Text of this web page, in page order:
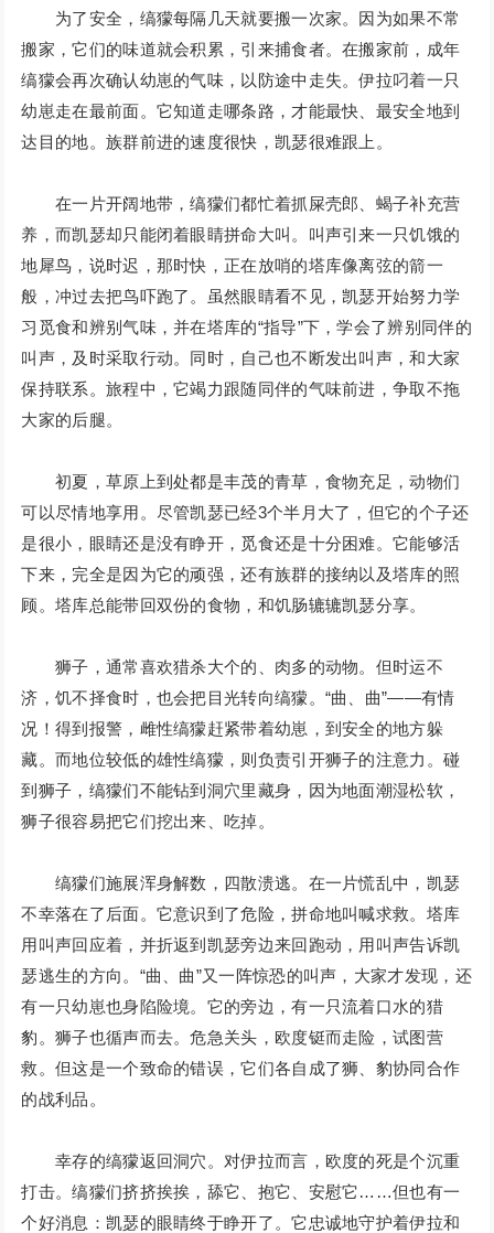
为了安全，缟獴每隔几天就要搬一次家。因为如果不常
搬家，它们的味道就会积累，引来捕食者。在搬家前，成年
缟獴会再次确认幼崽的气味，以防途中走失。伊拉叼着一只
幼崽走在最前面。它知道走哪条路，才能最快、最安全地到
达目的地。族群前进的速度很快，凯瑟很难跟上。
在一片开阔地带，缟獴们都忙着抓屎壳郎、蝎子补充营
养，而凯瑟却只能闭着眼睛拼命大叫。叫声引来一只饥饿的
地犀鸟，说时迟，那时快，正在放哨的塔库像离弦的箭一
般，冲过去把鸟吓跑了。虽然眼睛看不见，凯瑟开始努力学
习觅食和辨别气味，并在塔库的“指导”下，学会了辨别同伴的
叫声，及时采取行动。同时，自己也不断发出叫声，和大家
保持联系。旅程中，它竭力跟随同伴的气味前进，争取不拖
大家的后腿。
初夏，草原上到处都是丰茂的青草，食物充足，动物们
可以尽情地享用。尽管凯瑟已经3个半月大了，但它的个子还
是很小，眼睛还是没有睁开，觅食还是十分困难。它能够活
下来，完全是因为它的顽强，还有族群的接纳以及塔库的照
顾。塔库总能带回双份的食物，和饥肠辘辘凯瑟分享。
狮子，通常喜欢猎杀大个的、肉多的动物。但时运不
济，饥不择食时，也会把目光转向缟獴。“曲、曲”——有情
况！得到报警，雌性缟獴赶紧带着幼崽，到安全的地方躲
藏。而地位较低的雄性缟獴，则负责引开狮子的注意力。碰
到狮子，缟獴们不能钻到洞穴里藏身，因为地面潮湿松软，
狮子很容易把它们挖出来、吃掉。
缟獴们施展浑身解数，四散溃逃。在一片慌乱中，凯瑟
不幸落在了后面。它意识到了危险，拼命地叫喊求救。塔库
用叫声回应着，并折返到凯瑟旁边来回跑动，用叫声告诉凯
瑟逃生的方向。“曲、曲”又一阵惊恐的叫声，大家才发现，还
有一只幼崽也身陷险境。它的旁边，有一只流着口水的猎
豹。狮子也循声而去。危急关头，欧度铤而走险，试图营
救。但这是一个致命的错误，它们各自成了狮、豹协同合作
的战利品。
幸存的缟獴返回洞穴。对伊拉而言，欧度的死是个沉重
打击。缟獴们挤挤挨挨，舔它、抱它、安慰它……但也有一
个好消息：凯瑟的眼睛终于睁开了。它忠诚地守护着伊拉和